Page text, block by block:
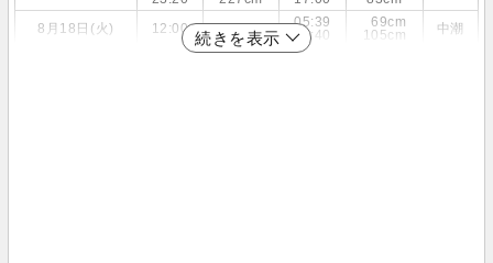
8月18日(火) 12:00 211cm
05:39
17:40
69cm
105cm
中潮
続きを表示